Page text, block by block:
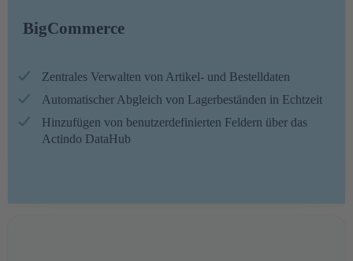
BigCommerce
Zentrales Verwalten von Artikel- und Bestelldaten
Automatischer Abgleich von Lagerbeständen in Echtzeit
Hinzufügen von benutzerdefinierten Feldern über das
Actindo DataHub